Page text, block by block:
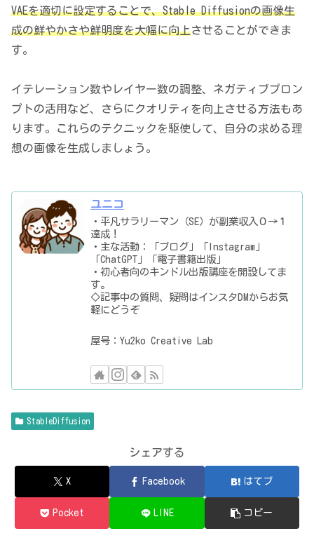
VAEを適切に設定することで、Stable Diffusionの画像生
成の鮮やかさや鮮明度を大幅に向上させることができま
す。
イテレーション数やレイヤー数の調整、ネガティブプロン
プトの活用など、さらにクオリティを向上させる方法もあ
ります。これらのテクニックを駆使して、自分の求める理
想の画像を生成しましょう。
ユニコ
・平凡サラリーマン（SE）が副業収入０→１
達成！
・主な活動：「ブログ」「Instagram」
「ChatGPT」「電子書籍出版」
・初心者向のキンドル出版講座を開設してま
す。
◇記事中の質問、疑問はインスタDMからお気
軽にどうぞ
屋号：Yu2ko Creative Lab
StableDiffusion
シェアする
X Facebook はてブ
Pocket LINE コピー